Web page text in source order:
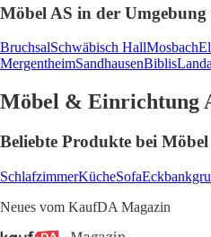
Möbel AS in der Umgebung
BruchsalSchwäbisch HallMosbach
MergentheimSandhausenBiblis
Möbel & Einrichtung
Beliebte Produkte bei Möbel
SchlafzimmerKücheSofa
Neues vom KaufDA Magazin